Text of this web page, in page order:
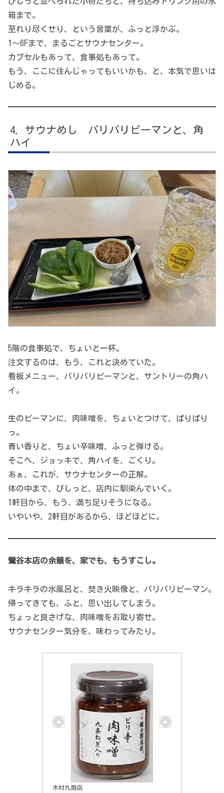
箱まで。
至れり尽くせり、という言葉が、ふっと浮かぶ。
1〜6Fまで、まるごとサウナセンター。
カプセルもあって、食事処もあって。
もう、ここに住んじゃってもいいかも、と、本気で思いは
じめる。
サウナめし パリパリピーマンと、角
ハイ
5階の食事処で、ちょいと一杯。
注文するのは、もう、これと決めていた。
看板メニュー、パリパリピーマンと、サントリーの角ハ
イ。
生のピーマンに、肉味噌を、ちょいとつけて、ぱりぱり
っ。
青い香りと、ちょい辛味噌、ふっと弾ける。
そこへ、ジョッキで、角ハイを、ごくり。
あぁ、これが、サウナセンターの正解。
体の中まで、ぴしっと、店内に馴染んでいく。
1軒目から、もう、満ち足りそうになる。
いやいや、2軒目があるから、ほどほどに。
鶯谷本店の余韻を、家でも、もうすこし。
キラキラの水風呂と、焚き火映像と、パリパリピーマン。
帰ってきても、ふと、思い出してしまう。
ちょっと良さげな、肉味噌をお取り寄せ。
サウナセンター気分を、味わってみたり。
木村九商店